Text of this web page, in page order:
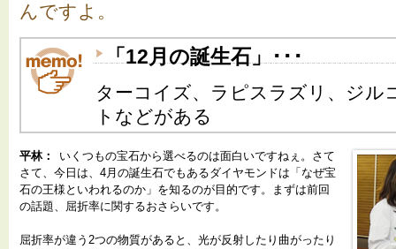
んですよ。
「12月の誕生石」･･･
ターコイズ、ラピスラズリ、ジル
トなどがある
平林：
いくつもの宝石から選べるのは面白いですねぇ。さて
さて、今日は、4月の誕生石でもあるダイヤモンドは「なぜ宝
石の王様といわれるのか」を知るのが目的です。まずは前回
の話題、屈折率に関するおさらいです。
屈折率が違う2つの物質があると、光が反射したり曲がったり